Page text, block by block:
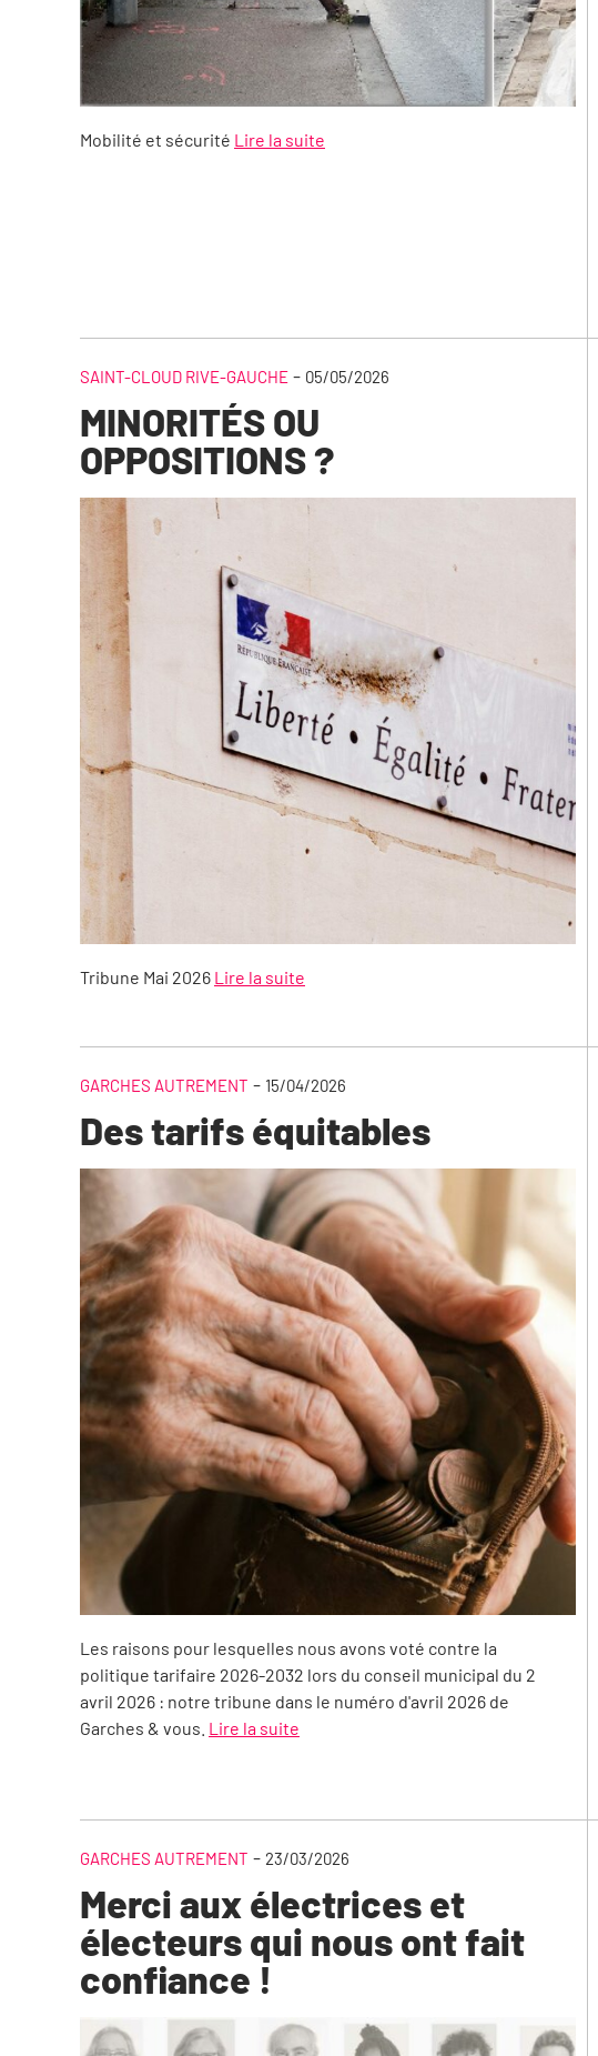
Mobilité et sécurité Lire la suite
SAINT-CLOUD RIVE-GAUCHE - 05/05/2026
MINORITÉS OU
OPPOSITIONS ?
Tribune Mai 2026 Lire la suite
GARCHES AUTREMENT - 15/04/2026
Des tarifs équitables
Les raisons pour lesquelles nous avons voté contre la
politique tarifaire 2026-2032 lors du conseil municipal du 2
avril 2026 : notre tribune dans le numéro d'avril 2026 de
Garches & vous. Lire la suite
GARCHES AUTREMENT - 23/03/2026
Merci aux électrices et
électeurs qui nous ont fait
confiance !